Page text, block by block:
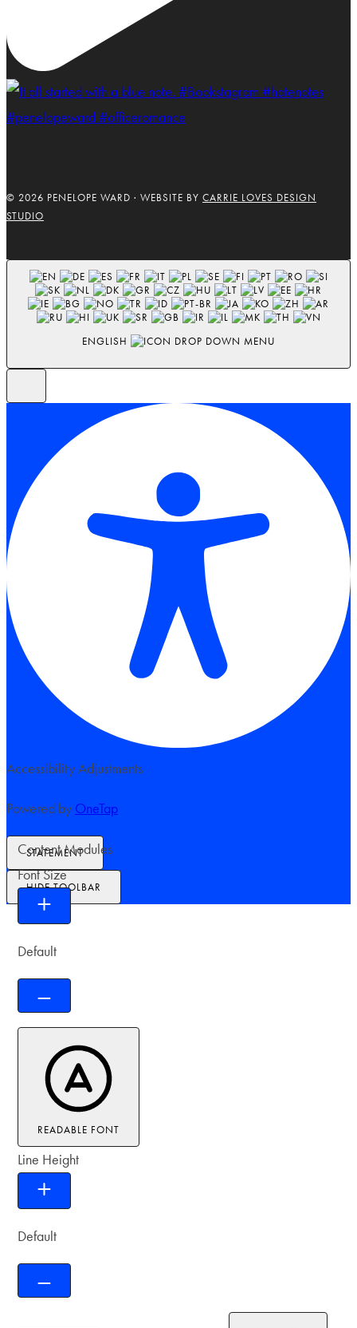
© 2026 PENELOPE WARD · WEBSITE BY CARRIE LOVES DESIGN
STUDIO
ENGLISH
Accessibility Adjustments
Powered by OneTap
STATEMENT
HIDE TOOLBAR
Content Modules
Font Size
Default
READABLE FONT
Line Height
Default